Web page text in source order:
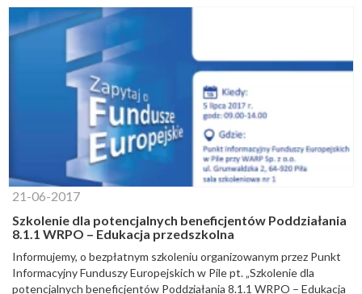
21-06-2017
Szkolenie dla potencjalnych beneficjentów Poddziałania
8.1.1 WRPO – Edukacja przedszkolna
Informujemy, o bezpłatnym szkoleniu organizowanym przez Punkt
Informacyjny Funduszy Europejskich w Pile pt. „Szkolenie dla
potencjalnych beneficjentów Poddziałania 8.1.1 WRPO – Edukacja